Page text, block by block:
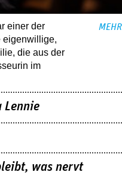
einer der
eigenwillige,
die aus der
im
MEHR
Lennie
was nervt